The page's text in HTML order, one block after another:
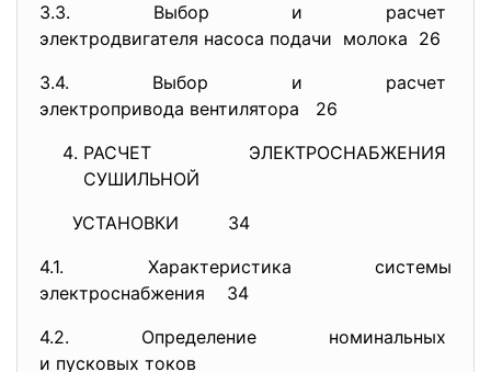
3.3. Выбор и расчет
электродвигателя насоса подачи молока 26
3.4. Выбор и расчет
электропривода вентилятора 26
РАСЧЕТ ЭЛЕКТРОСНАБЖЕНИЯ
СУШИЛЬНОЙ
УСТАНОВКИ 34
4.1. Характеристика системы
электроснабжения 34
4.2. Определение номинальных
и пусковых токов